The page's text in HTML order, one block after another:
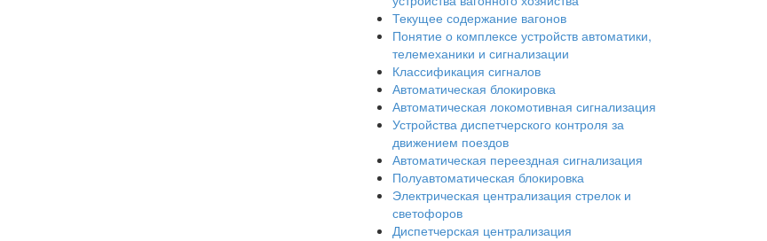
Текущее содержание вагонов
Понятие о комплексе устройств автоматики,
телемеханики и сигнализации
Классификация сигналов
Автоматическая блокировка
Автоматическая локомотивная сигнализация
Устройства диспетчерского контроля за
движением поездов
Автоматическая переездная сигнализация
Полуавтоматическая блокировка
Электрическая централизация стрелок и
светофоров
Диспетчерская централизация